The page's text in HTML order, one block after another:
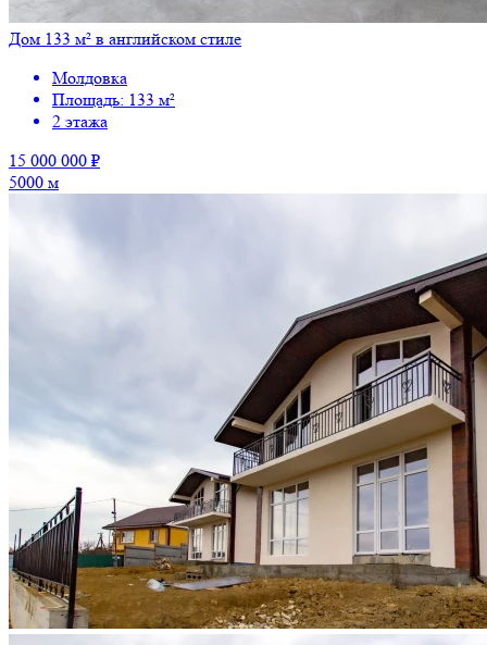
Дом 133 м² в английском стиле
Молдовка
Площадь: 133 м²
2 этажа
15 000 000 ₽
5000 м